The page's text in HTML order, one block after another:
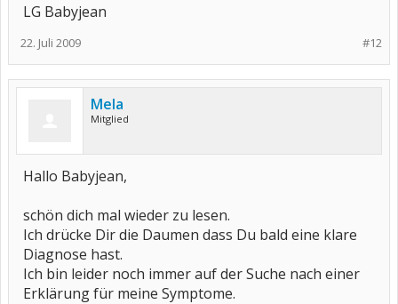
LG Babyjean
#12
22. Juli 2009
Mela
Mitglied
Hallo Babyjean,
schön dich mal wieder zu lesen.
Ich drücke Dir die Daumen dass Du bald eine klare
Diagnose hast.
Ich bin leider noch immer auf der Suche nach einer
Erklärung für meine Symptome.